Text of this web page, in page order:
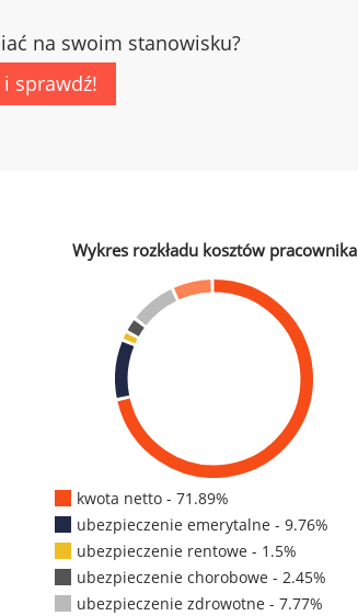
na swoim stanowisku?
sprawdź!
Wykres rozkładu kosztów pracownika
kwota netto - 71.89%
ubezpieczenie emerytalne - 9.76%
ubezpieczenie rentowe - 1.5%
ubezpieczenie chorobowe - 2.45%
ubezpieczenie zdrowotne - 7.77%